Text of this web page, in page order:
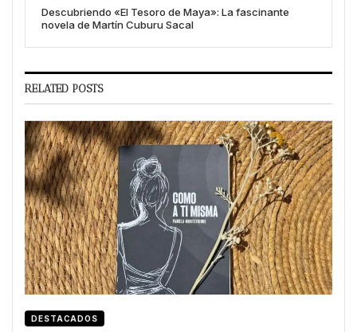
Descubriendo «El Tesoro de Maya»: La fascinante
novela de Martín Cuburu Sacal
RELATED POSTS
DESTACADOS